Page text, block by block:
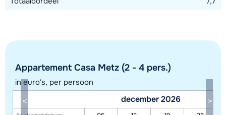
Appartement Casa Metz (2 - 4 pers.)
in euro's, per persoon
december 2026